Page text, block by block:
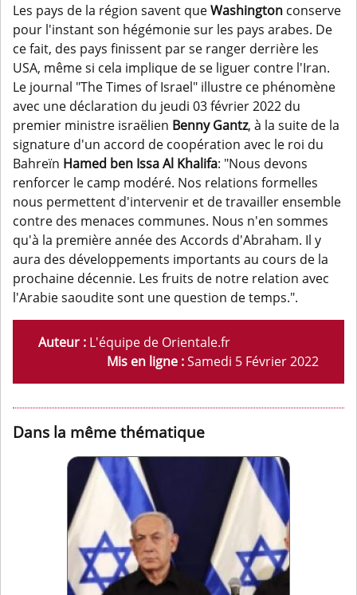
Les pays de la région savent queWashington conserve
pour l'instant son hégémonie sur les pays arabes. De
ce fait, des pays finissent par se ranger derrière les
USA, même si cela implique de se liguer contre l'Iran.
Le journal "The Times of Israel" illustre ce phénomène
avec une déclaration du jeudi 03 février 2022 du
premier ministre israëlien Benny Gantz, à la suite de la
signature d'un accord de coopération avec le roi du
Bahreïn Hamed ben Issa Al Khalifa: "Nous devons
renforcer le camp modéré. Nos relations formelles
nous permettent d'intervenir et de travailler ensemble
contre des menaces communes. Nous n'en sommes
qu'à la première année des Accords d'Abraham. Il y
aura des développements importants au cours de la
prochaine décennie. Les fruits de notre relation avec
l'Arabie saoudite sont une question de temps.".
Auteur : L'équipe de Orientale.fr
Mis en ligne :Samedi 5 Février 2022
Dans la même thématique